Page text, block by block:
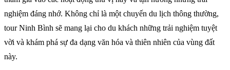
nghiệm đáng nhớ. Không chỉ là một chuyến du lịch thông thường,
tour Ninh Bình sẽ mang lại cho du khách những trải nghiệm tuyệt
vời và khám phá sự đa dạng văn hóa và thiên nhiên của vùng đất
này.